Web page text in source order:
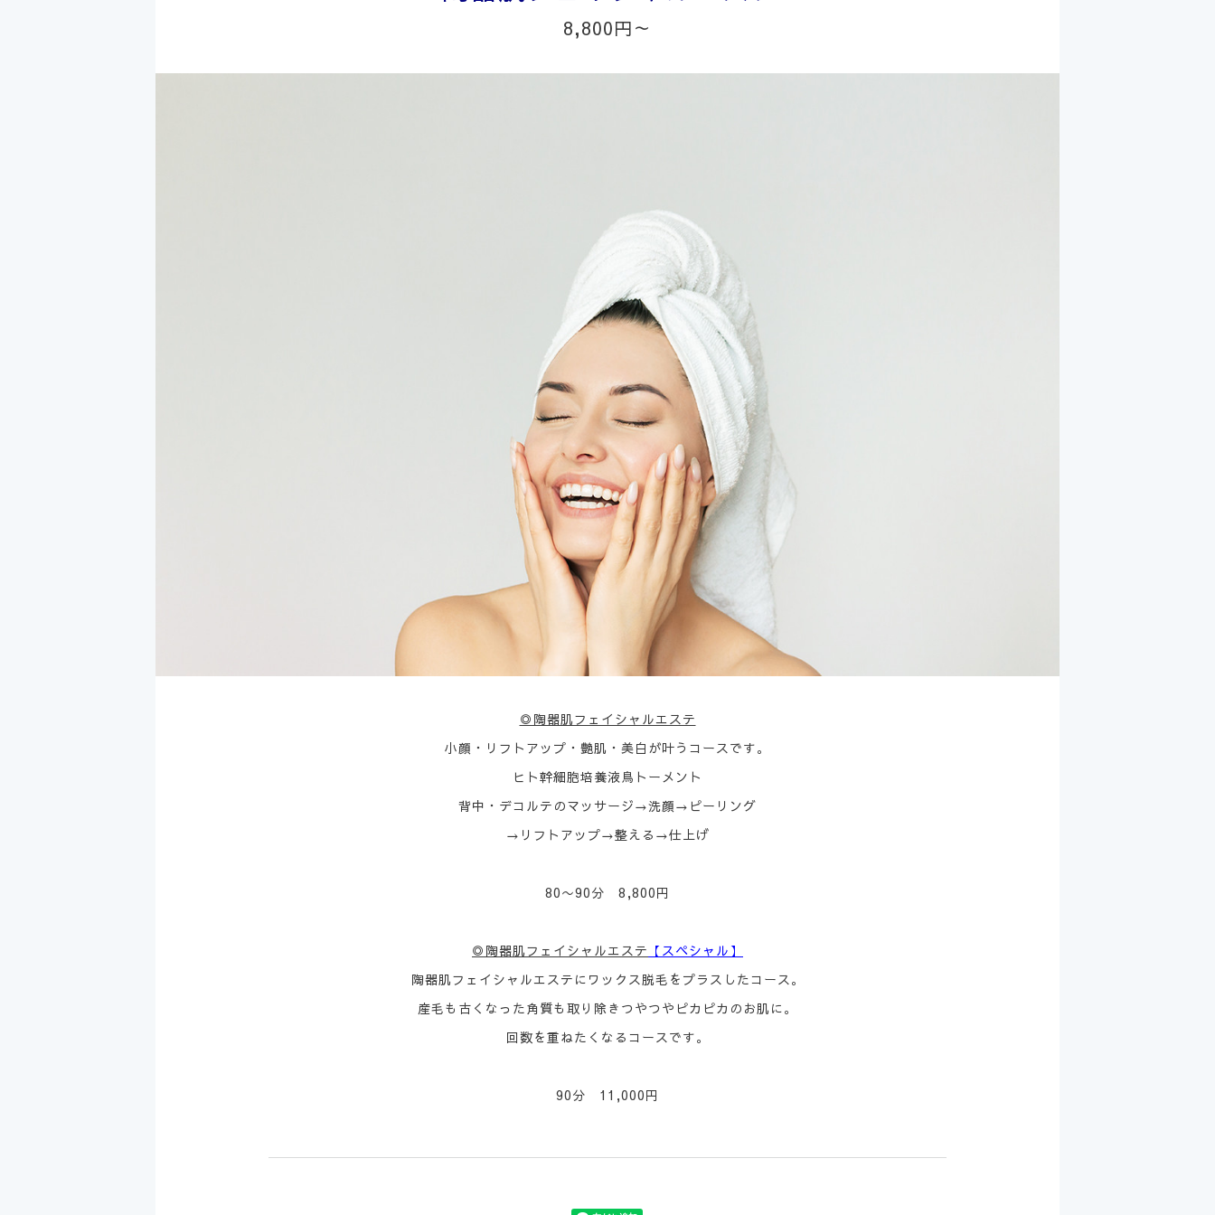
8,800円～
◎陶器肌フェイシャルエステ
小顔・リフトアップ・艶肌・美白が叶うコースです。
ヒト幹細胞培養液鳥トーメント
背中・デコルテのマッサージ→洗顔→ピーリング
→リフトアップ→整える→仕上げ
80〜90分 8,800円
◎陶器肌フェイシャルエステ 【スペシャル】
陶器肌フェイシャルエステにワックス脱毛をプラスしたコース。
産毛も古くなった角質も取り除きつやつやピカピカのお肌に。
回数を重ねたくなるコースです。
90分 11,000円